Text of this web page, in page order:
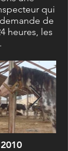
qui
de
heures, les